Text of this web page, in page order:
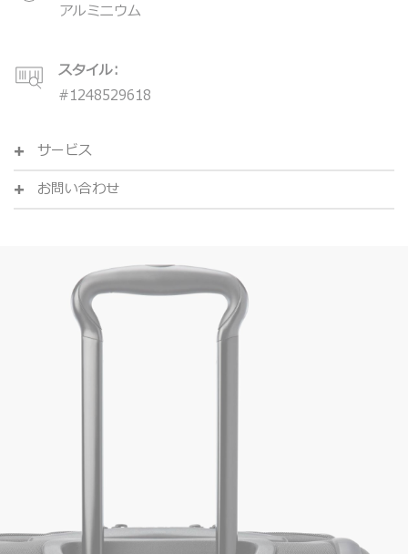
アルミニウム
スタイル:
#1248529618
サービス
お問い合わせ